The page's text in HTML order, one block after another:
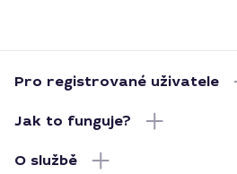
Pro registrované uživatele
Jak to funguje?
O službě